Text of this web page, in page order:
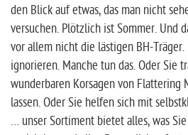
den Blick auf etwas, das man nicht
versuchen. Plötzlich ist Sommer. Und
vor allem nicht die lästigen BH-Träger.
ignorieren. Manche tun das. Oder Sie
wunderbaren Korsagen von Flattering
lassen. Oder Sie helfen sich mit
… unser Sortiment bietet alles, was